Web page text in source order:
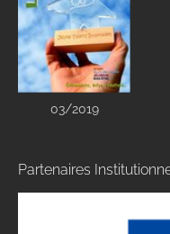
03/2019
Partenaires